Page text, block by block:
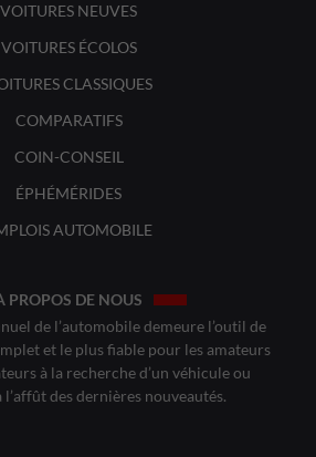
VOITURES NEUVES
VOITURES ÉCOLOS
CLASSIQUES
COMPARATIFS
COIN-CONSEIL
ÉPHÉMÉRIDES
AUTOMOBILE
PROPOS DE NOUS
de l’automobile demeure l’outil de
et le plus fiable pour les amateurs
à la recherche d’un véhicule ou
des dernières nouveautés.